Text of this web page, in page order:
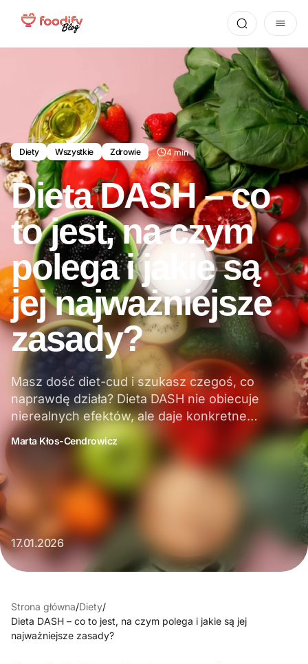
Diety Wszystkie Zdrowie 4 min
Dieta DASH – co
to jest, na czym
polega i jakie są
jej najważniejsze
zasady?
Masz dość diet-cud i szukasz czegoś, co
naprawdę działa? Dieta DASH nie obiecuje
nierealnych efektów, ale daje konkretne…
Marta Kłos-Cendrowicz
17.01.2026
Strona główna/Diety/
Dieta DASH – co to jest, na czym polega i jakie są jej
najważniejsze zasady?